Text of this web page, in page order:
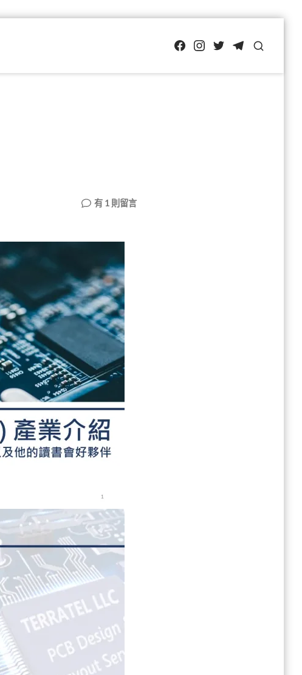
FB IG Twitter
TG
在
電
板
(PCB)
產
業
介
有 1 則留言